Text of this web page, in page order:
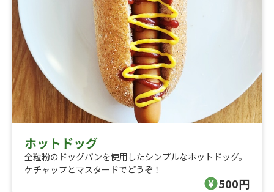
ホットドッグ
全粒粉のドッグパンを使用したシンプルなホットドッグ。
ケチャップとマスタードでどうぞ！
500円